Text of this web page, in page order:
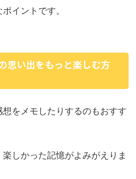
イントです。
思い出をもっと楽しむ方
をメモしたりするのもおすす
しかった記憶がよみがえりま